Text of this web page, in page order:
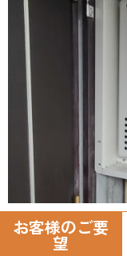
お客様のご要
望